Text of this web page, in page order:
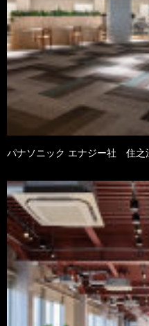
パナソニック エナジー社 住